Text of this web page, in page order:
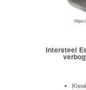
Intersteel